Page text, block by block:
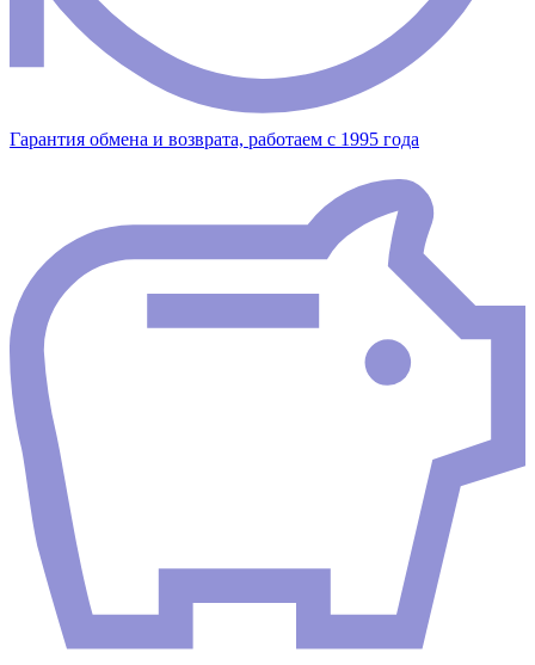
Гарантия обмена и возврата, работаем с 1995 года